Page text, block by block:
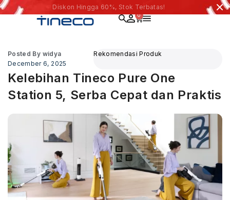
Diskon Hingga 60%, Stok Terbatas!
0
Posted By widya
December 6, 2025
Rekomendasi Produk
Kelebihan Tineco Pure One
Station 5, Serba Cepat dan Praktis